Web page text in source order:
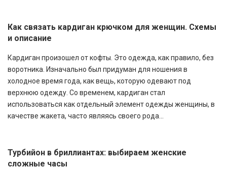
Как связать кардиган крючком для женщин. Схемы
и описание
Кардиган произошел от кофты. Это одежда, как правило, без
воротника. Изначально был придуман для ношения в
холодное время года, как вещь, которую одевают под
верхнюю одежду. Со временем, кардиган стал
использоваться как отдельный элемент одежды женщины, в
качестве жакета, часто являясь своего рода...
Турбийон в бриллиантах: выбираем женские
сложные часы